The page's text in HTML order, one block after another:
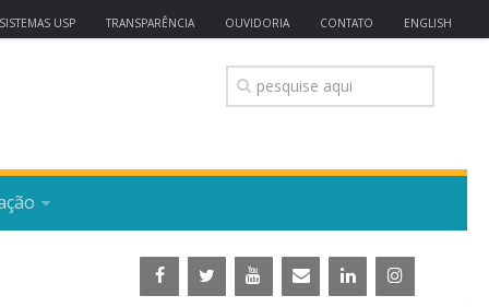
SISTEMAS USP TRANSPARÊNCIA OUVIDORIA CONTATO ENGLISH